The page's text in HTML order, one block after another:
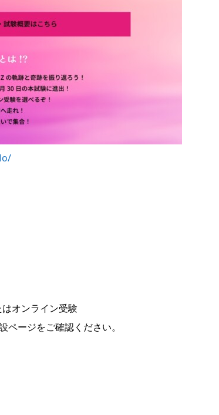
オンライン受験
ージをご確認ください。